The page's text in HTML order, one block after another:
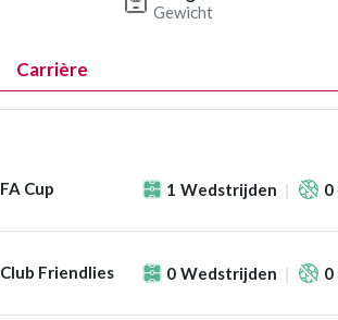
Gewicht
Carrière
FA Cup 1 Wedstrijden 0
Club Friendlies 0 Wedstrijden 0